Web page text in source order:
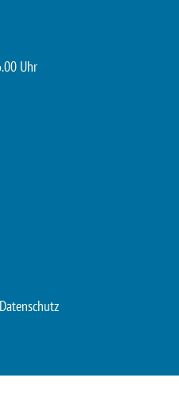
Uhr